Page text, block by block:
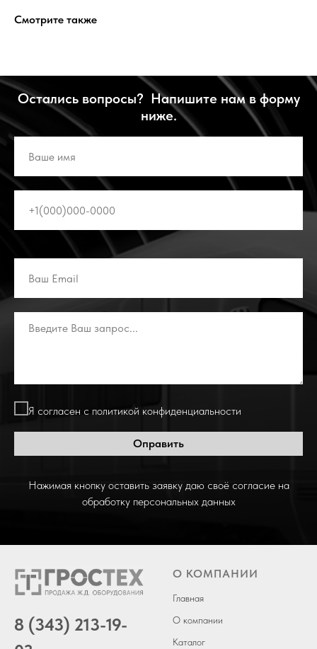
Смотрите также
Остались вопросы? Напишите нам в форму
ниже.
Я согласен с политикой конфиденциальности
Оправить
Нажимая кнопку оставить заявку даю своё согласие на
обработку персональных данных
8 (343) 213-19-
О КОМПАНИИ
Главная
О компании
Каталог